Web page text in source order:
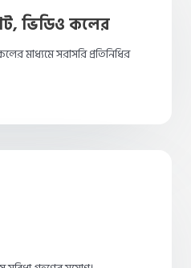
ভিডিও কলের
মাধ্যমে সরাসরি প্রতিনিধির